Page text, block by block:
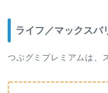
ライフ／マックスバ
つぶグミプレミアムは、